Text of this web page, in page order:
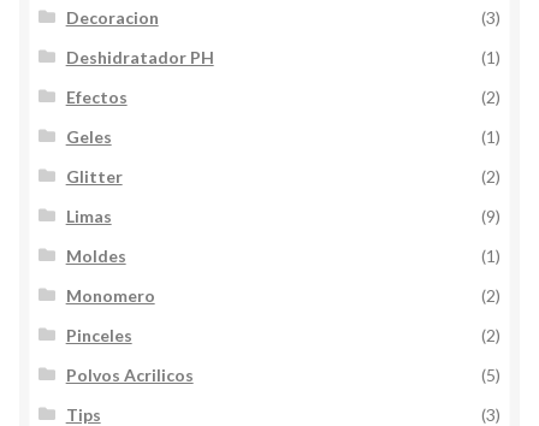
Decoracion
(3)
Deshidratador PH
(1)
Efectos
(2)
Geles
(1)
Glitter
(2)
Limas
(9)
Moldes
(1)
Monomero
(2)
Pinceles
(2)
Polvos Acrilicos
(5)
Tips
(3)